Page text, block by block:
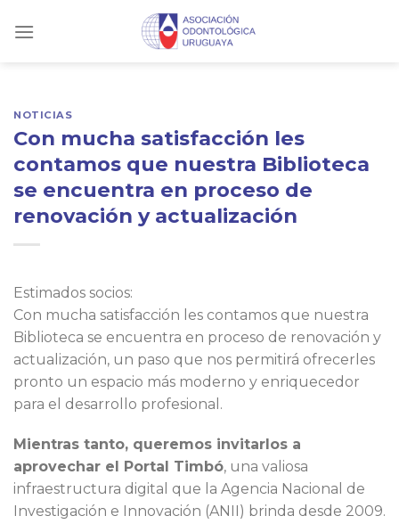
NOTICIAS
Con mucha satisfacción les
contamos que nuestra Biblioteca
se encuentra en proceso de
renovación y actualización
Estimados socios:
Con mucha satisfacción les contamos que nuestra
Biblioteca se encuentra en proceso de renovación y
actualización, un paso que nos permitirá ofrecerles
pronto un espacio más moderno y enriquecedor
para el desarrollo profesional.
Mientras tanto, queremos invitarlos a
aprovechar el Portal Timbó, una valiosa
infraestructura digital que la Agencia Nacional de
Investigación e Innovación (ANII) brinda desde 2009.